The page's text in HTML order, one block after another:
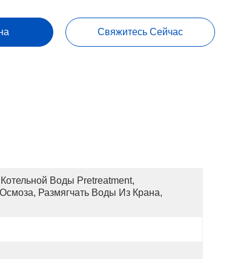
Свяжитесь Сейчас
Воды Pretreatment,
Размягчать Воды Из Крана,